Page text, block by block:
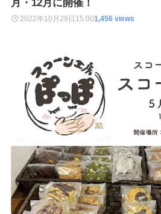
月・12月に開催！
2022年10月29日 15:001,456 views